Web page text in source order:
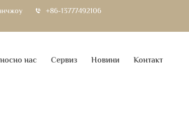
+86-13777492106
нас Сервиз Новини Контакт